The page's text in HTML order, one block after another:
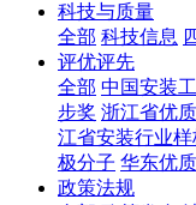
科技与质量
全部 科技信息
评优评先
全部 中国安装
步奖 浙江省优
江省安装行业
极分子 华东优
政策法规